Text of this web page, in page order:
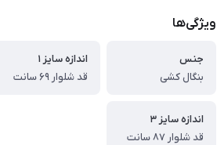
ویژگی‌ها
جنس
بنگال کشی
اندازه سایز ۱
قد شلوار ۶۹ سانت
اندازه سایز ۳
قد شلوار ۸۷ سانت